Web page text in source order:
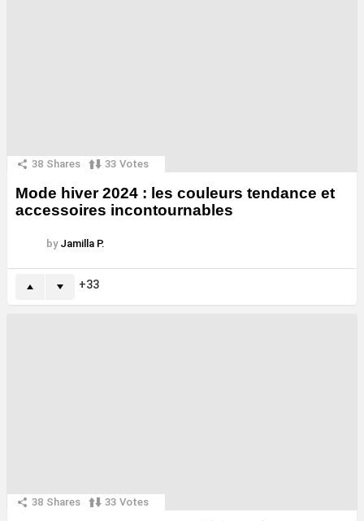
38 Shares 33 Votes
Mode hiver 2024 : les couleurs tendance et
accessoires incontournables
by Jamilla P.
33
38 Shares 33 Votes